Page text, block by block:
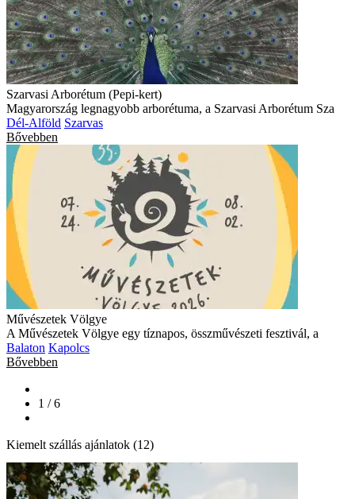
Szarvasi Arborétum (Pepi-kert)
Magyarország legnagyobb arborétuma, a Szarvasi Arborétum Sza
Dél-Alföld Szarvas
Bővebben
Művészetek Völgye
A Művészetek Völgye egy tíznapos, összművészeti fesztivál, a
Balaton Kapolcs
Bővebben
1 / 6
Kiemelt szállás ajánlatok (12)